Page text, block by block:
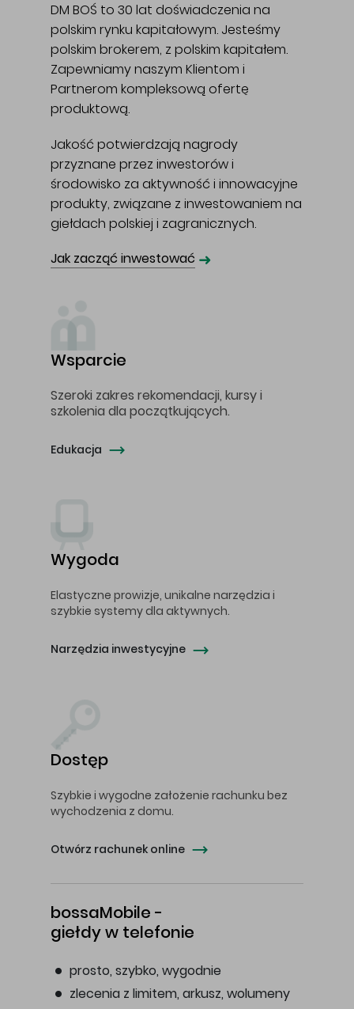
DM BOŚ to 30 lat doświadczenia na
polskim rynku kapitałowym. Jesteśmy
polskim brokerem, z polskim kapitałem.
Zapewniamy naszym Klientom i
Partnerom kompleksową ofertę
produktową.
Jakość potwierdzają nagrody
przyznane przez inwestorów i
środowisko za aktywność i innowacyjne
produkty, związane z inwestowaniem na
giełdach polskiej i zagranicznych.
Jak zacząć inwestować ➜
Wsparcie
Szeroki zakres rekomendacji, kursy i
szkolenia dla początkujących.
Edukacja
Wygoda
Elastyczne prowizje, unikalne narzędzia i
szybkie systemy dla aktywnych.
Narzędzia inwestycyjne
Dostęp
Szybkie i wygodne założenie rachunku bez
wychodzenia z domu.
Otwórz rachunek online
bossaMobile -
giełdy w telefonie
prosto, szybko, wygodnie
zlecenia z limitem, arkusz, wolumeny